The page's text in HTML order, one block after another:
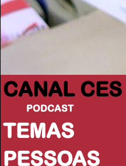
CANAL CES
PODCAST
TEMAS
PESSOAS